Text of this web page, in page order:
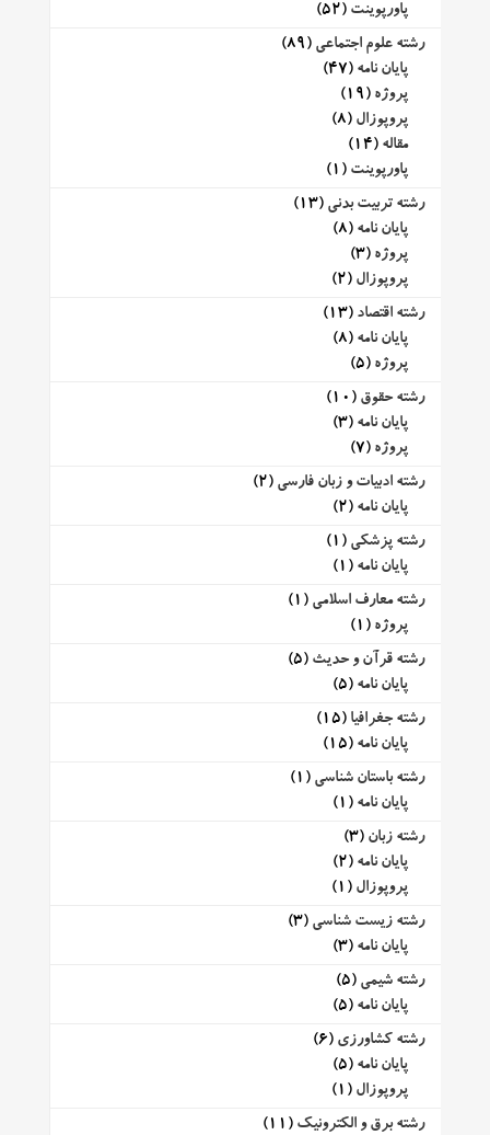
پاورپوینت (52)
رشته علوم اجتماعی (89)
پایان نامه (47)
پروژه (19)
پروپوزال (8)
مقاله (14)
پاورپوینت (1)
رشته تربیت بدنی (13)
پایان نامه (8)
پروژه (3)
پروپوزال (2)
رشته اقتصاد (13)
پایان نامه (8)
پروژه (5)
رشته حقوق (10)
پایان نامه (3)
پروژه (7)
رشته ادبیات و زبان فارسی (2)
پایان نامه (2)
رشته پزشکی (1)
پایان نامه (1)
رشته معارف اسلامی (1)
پروژه (1)
رشته قرآن و حدیث (5)
پایان نامه (5)
رشته جغرافیا (15)
پایان نامه (15)
رشته باستان شناسی (1)
پایان نامه (1)
رشته زبان (3)
پایان نامه (2)
پروپوزال (1)
رشته زیست شناسی (3)
پایان نامه (3)
رشته شیمی (5)
پایان نامه (5)
رشته کشاورزی (6)
پایان نامه (5)
پروپوزال (1)
رشته برق و الکترونیک (11)